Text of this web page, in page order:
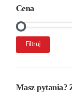
Cena
Cena
Cena
Filtruj
Masz pytania?